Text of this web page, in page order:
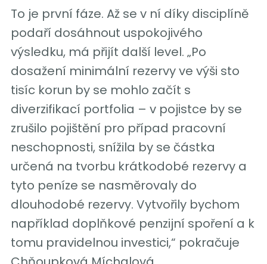
To je první fáze. Až se v ní díky disciplíně
podaří dosáhnout uspokojivého
výsledku, má přijít další level. „Po
dosažení minimální rezervy ve výši sto
tisíc korun by se mohlo začít s
diverzifikací portfolia – v pojistce by se
zrušilo pojištění pro případ pracovní
neschopnosti, snížila by se částka
určená na tvorbu krátkodobé rezervy a
tyto peníze se nasměrovaly do
dlouhodobé rezervy. Vytvořily bychom
například doplňkové penzijní spoření a k
tomu pravidelnou investici,“ pokračuje